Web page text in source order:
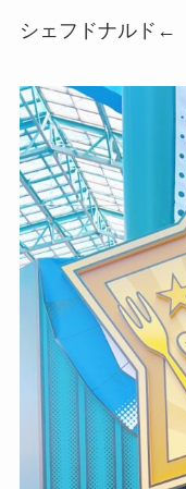
シェフドナルド←